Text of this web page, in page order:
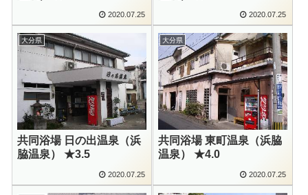
2020.07.25 2020.07.25
大分県
共同浴場 日の出温泉（浜
脇温泉） ★3.5
2020.07.25
大分県
共同浴場 東町温泉（浜脇
温泉） ★4.0
2020.07.25